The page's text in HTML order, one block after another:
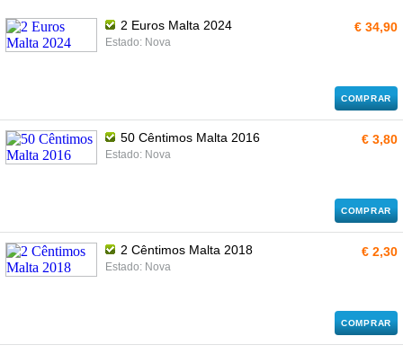
2 Euros Malta 2024
Estado: Nova
€ 34,90
COMPRAR
50 Cêntimos Malta 2016
Estado: Nova
€ 3,80
COMPRAR
2 Cêntimos Malta 2018
Estado: Nova
€ 2,30
COMPRAR